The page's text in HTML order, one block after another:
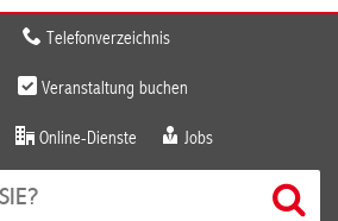
Telefonverzeichnis
Veranstaltung buchen
Online-Dienste Jobs